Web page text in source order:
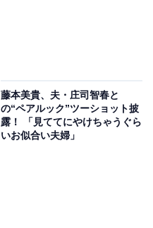
藤本美貴、夫・庄司智春と
の“ペアルック”ツーショット披
露！ 「見ててにやけちゃうぐら
いお似合い夫婦」